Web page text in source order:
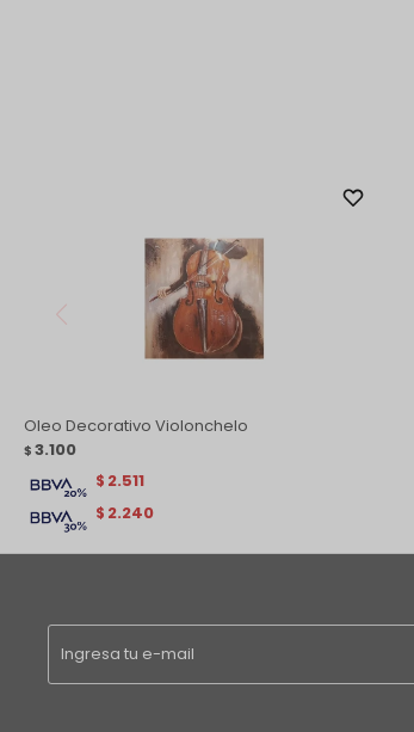
Oleo Decorativo Violonchelo
$ 3.100
$ 2.240
$ 2.511